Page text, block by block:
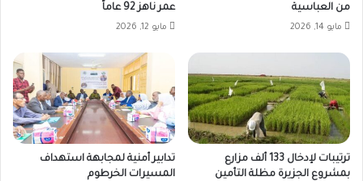
من العباسية
مايو 14, 2026
عمر ناهز 92 عاماً
مايو 12, 2026
ترتيبات لإدخال 133 ألف مزارع
بمشروع الجزيرة مظلة التأمين
تدابير أمنية لمجابهة استهداف
المسيرات الخرطوم